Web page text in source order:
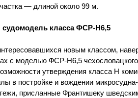
— длиной около 99 м.
судомодель класса ФСР-Н6,5
новым классом,
с моделью ФСР-Н6,5
утверждения класса Н
в постройке и вождении
присланные Франтишеку